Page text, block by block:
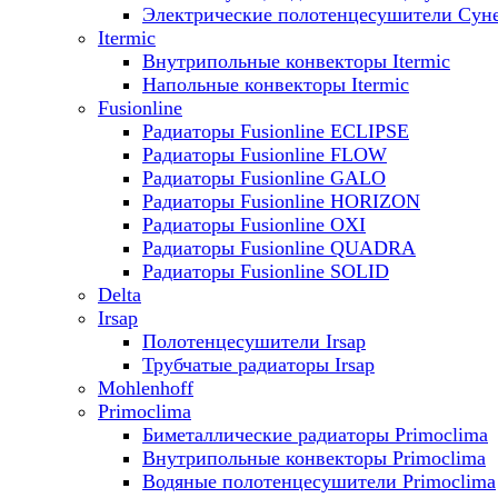
Электрические полотенцесушители
Itermic
Внутрипольные конвекторы Itermic
Напольные конвекторы Itermic
Fusionline
Радиаторы Fusionline ECLIPSE
Радиаторы Fusionline FLOW
Радиаторы Fusionline GALO
Радиаторы Fusionline HORIZON
Радиаторы Fusionline OXI
Радиаторы Fusionline QUADRA
Радиаторы Fusionline SOLID
Delta
Irsap
Полотенцесушители Irsap
Трубчатые радиаторы Irsap
Mohlenhoff
Primoclima
Биметаллические радиаторы Primoclima
Внутрипольные конвекторы Primoclima
Водяные полотенцесушители Primoclima